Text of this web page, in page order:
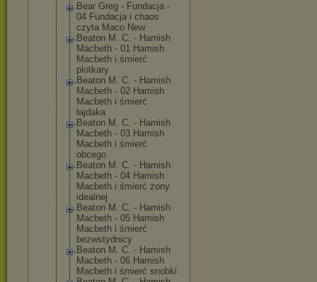
Bear Greg - Fundacja -
04 Fundacja i chaos
czyta Maco New
Beaton M. C. - Hamish
Macbeth - 01 Hamish
Macbeth i śmierć
plotkary
Beaton M. C. - Hamish
Macbeth - 02 Hamish
Macbeth i śmierć
łajdaka
Beaton M. C. - Hamish
Macbeth - 03 Hamish
Macbeth i śmierć
obcego
Beaton M. C. - Hamish
Macbeth - 04 Hamish
Macbeth i śmierć żony
idealnej
Beaton M. C. - Hamish
Macbeth - 05 Hamish
Macbeth i śmierć
bezwstydnicy
Beaton M. C. - Hamish
Macbeth - 06 Hamish
Macbeth i śmierć snobki